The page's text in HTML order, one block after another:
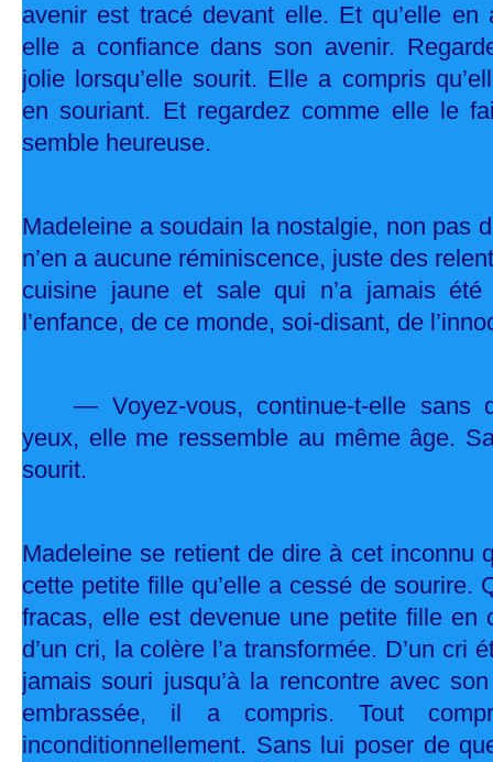
avenir est tracé devant elle. Et qu’elle en
elle a confiance dans son avenir.
jolie lorsqu’elle sourit. Elle a compris
en souriant. Et regardez comme elle le
semble heureuse.
Madeleine a soudain la nostalgie, non pas
n’en a aucune réminiscence, juste des
cuisine jaune et sale qui n’a jamais
l’enfance, de ce monde, soi-disant, de
— Voyez-vous, continue-t-elle sans
yeux, elle me ressemble au même âge.
sourit.
Madeleine se retient de dire à cet inconnu
cette petite fille qu’elle a cessé de sourire.
fracas, elle est devenue une petite fille en
d’un cri, la colère l’a transformée. D’un cri
jamais souri jusqu’à la rencontre avec
embrassée, il a compris. Tout
inconditionnellement. Sans lui poser de